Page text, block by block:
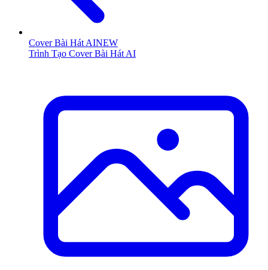
Cover Bài Hát AINEW
Trình Tạo Cover Bài Hát AI